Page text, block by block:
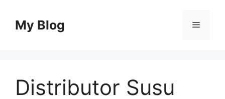
contentMy Blog Menu
Distributor Susu